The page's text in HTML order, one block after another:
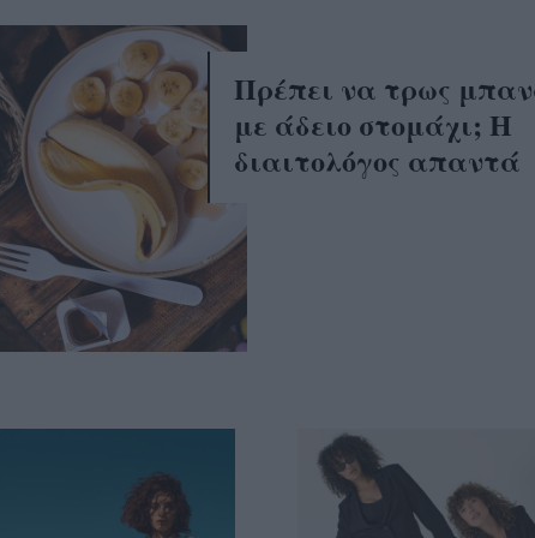
Πρέπει να τρως
με άδειο στομάχι; Η
διαιτολόγος απαντά